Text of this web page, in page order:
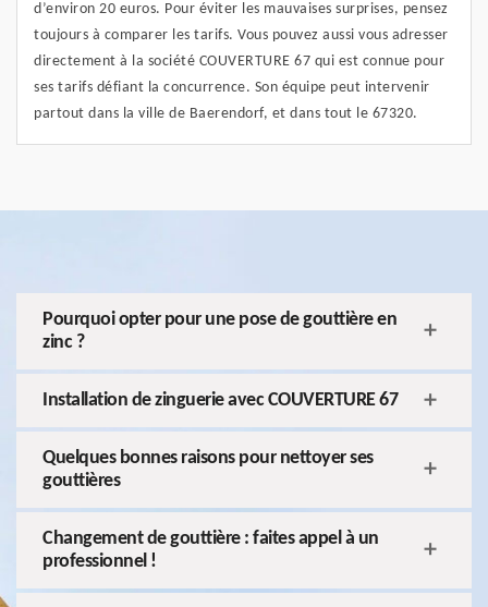
d’environ 20 euros. Pour éviter les mauvaises surprises, pensez
toujours à comparer les tarifs. Vous pouvez aussi vous adresser
directement à la société COUVERTURE 67 qui est connue pour
ses tarifs défiant la concurrence. Son équipe peut intervenir
partout dans la ville de Baerendorf, et dans tout le 67320.
Pourquoi opter pour une pose de gouttière en
zinc ?
Installation de zinguerie avec COUVERTURE 67
Quelques bonnes raisons pour nettoyer ses
gouttières
Changement de gouttière : faites appel à un
professionnel !